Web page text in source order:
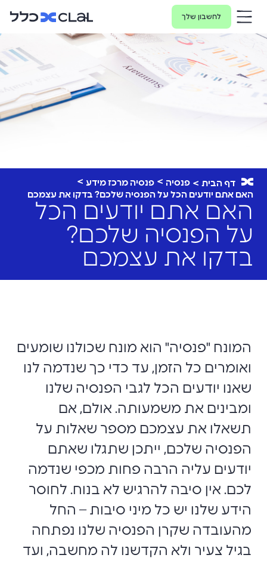
לחשבון שלך
דף הבית פנסיה
פנסיה מרכז מידע
האם אתם יודעים הכל על הפנסיה שלכם? בדקו את עצמכם
האם אתם יודעים הכל
על הפנסיה שלכם?
בדקו את עצמכם
המונח "פנסיה" הוא מונח שכולנו שומעים
ואומרים כל הזמן, עד כדי כך שנדמה לנו
שאנו יודעים הכל לגבי הפנסיה שלנו
ומבינים את משמעותה. אולם, אם
תשאלו את עצמכם מספר שאלות על
הפנסיה שלכם, ייתכן שתגלו שאתם
יודעים עליה הרבה פחות מכפי שנדמה
לכם. אין סיבה להרגיש לא בנוח. לחוסר
הידע שלנו יש כל מיני סיבות – החל
מהעובדה שקרן הפנסיה שלנו נפתחה
בגיל צעיר ולא הקדשנו לה מחשבה, ועד